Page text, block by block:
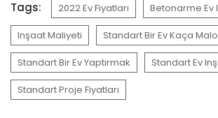
Tags: 2022 Ev Fiyatları Betonarme Ev
Inşaat Maliyeti Standart Bir Ev Kaça
Standart Bir Ev Yaptırmak Standart Ev
Standart Proje Fiyatları